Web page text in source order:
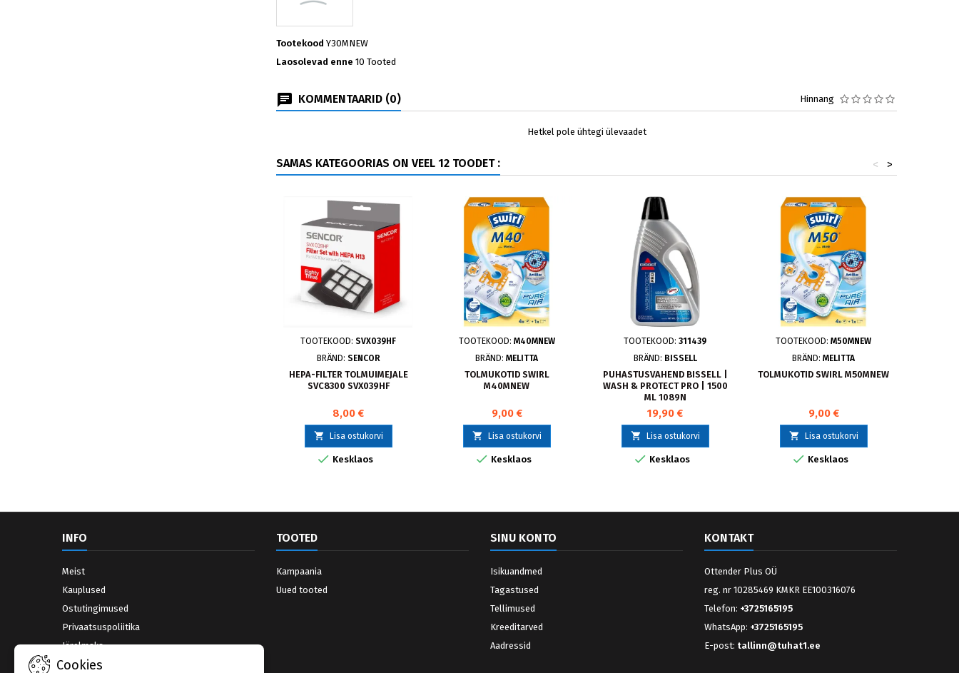
Tootekood Y30MNEW
Laosolevad enne 10 Tooted
KOMMENTAARID (0) Hinnang
Hetkel pole ühtegi ülevaadet
SAMAS KATEGOORIAS ON VEEL 12 TOODET : >
<
TOOTEKOOD: SVX039HF
BRÄND: SENCOR
HEPA-FILTER TOLMUIMEJALE
SVC8300 SVX039HF
8,00 €
 Lisa ostukorvi
 Kesklaos
TOOTEKOOD: M40MNEW
BRÄND: MELITTA
TOLMUKOTID SWIRL
M40MNEW
9,00 €
 Lisa ostukorvi
 Kesklaos
TOOTEKOOD: 311439
BRÄND: BISSELL
PUHASTUSVAHEND BISSELL |
WASH & PROTECT PRO | 1500
ML 1089N
19,90 €
 Lisa ostukorvi
 Kesklaos
TOOTEKOOD: M50MNEW
BRÄND: MELITTA
TOLMUKOTID SWIRL M50MNEW
9,00 €
 Lisa ostukorvi
 Kesklaos
INFO
Meist
Kauplused
Ostutingimused
Privaatsuspoliitika
Järelmaks
Võta ühendust
TOOTED
Kampaania
Uued tooted
SINU KONTO
Isikuandmed
Tagastused
Tellimused
Kreeditarved
Aadressid
KONTAKT
Ottender Plus OÜ
reg. nr 10285469 KMKR EE100316076
Telefon: +3725165195
WhatsApp: +3725165195
E-post: tallinn@tuhat1.ee
Cookies